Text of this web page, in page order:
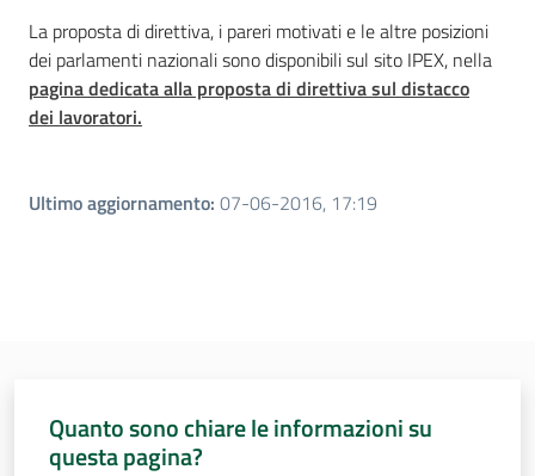
La proposta di direttiva, i pareri motivati e le altre posizioni
dei parlamenti nazionali sono disponibili sul sito IPEX, nella
pagina dedicata alla proposta di direttiva sul distacco
dei lavoratori.
Ultimo aggiornamento: 07-06-2016, 17:19
Quanto sono chiare le informazioni su
questa pagina?